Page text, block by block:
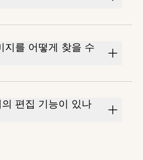
지를 어떻게 찾을 수
편집 기능이 있나